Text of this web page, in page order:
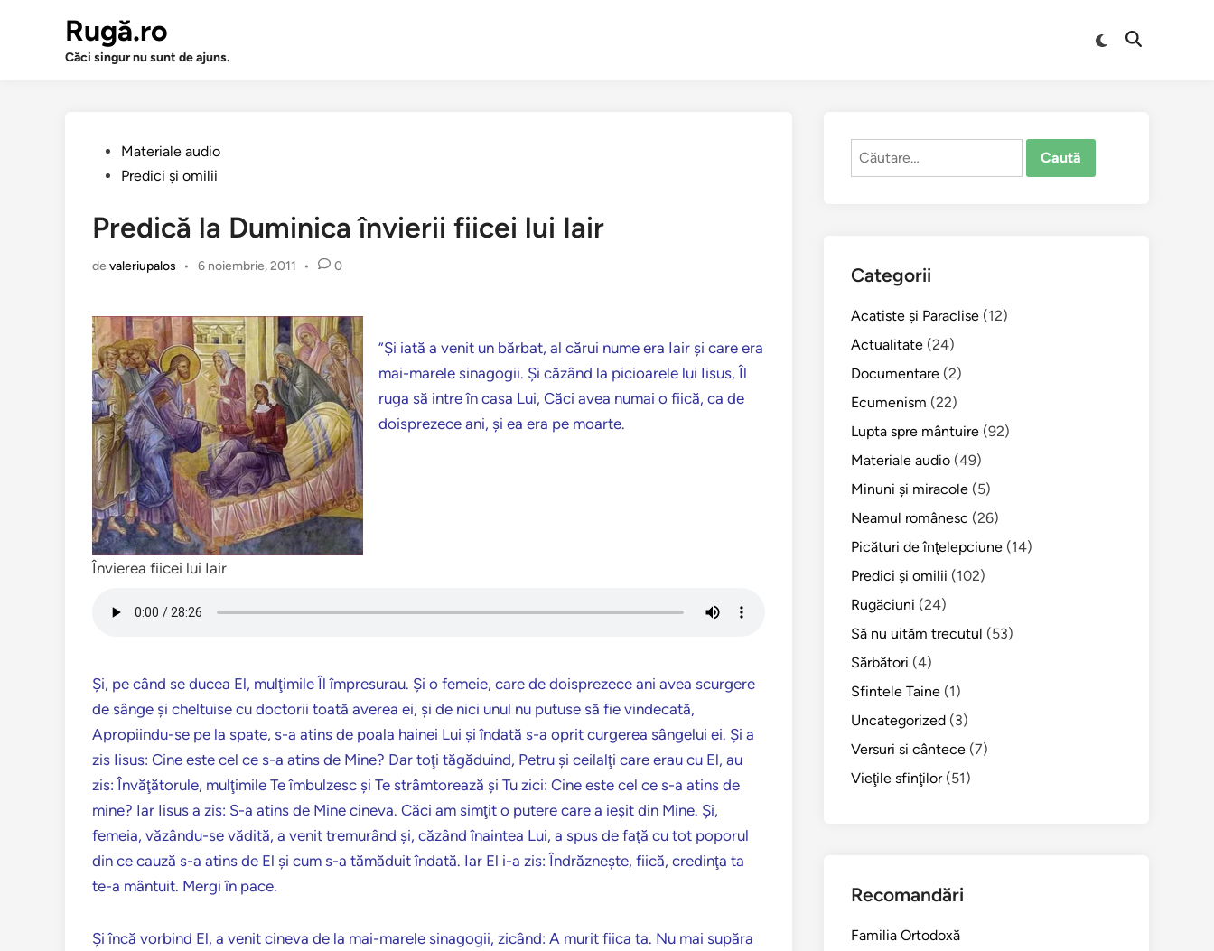
Rugă.ro
Căci singur nu sunt de ajuns.
ComutăDeschide
PublicatMateriale audio
Predici şi omilii
Predică la Duminica învierii fiicei lui Iair
devaleriupalos • 6 noiembrie, 2011 • 0
Învierea fiicei lui Iair
”Şi iată a venit un bărbat, al cărui nume era Iair şi care era
mai-marele sinagogii. Şi căzând la picioarele lui Iisus, Îl
ruga să intre în casa Lui, Căci avea numai o fiică, ca de
doisprezece ani, şi ea era pe moarte.
Şi, pe când se ducea El, mulţimile Îl împresurau. Şi o femeie, care de doisprezece ani avea scurgere
de sânge şi cheltuise cu doctorii toată averea ei, şi de nici unul nu putuse să fie vindecată,
Apropiindu-se pe la spate, s-a atins de poala hainei Lui şi îndată s-a oprit curgerea sângelui ei. Şi a
zis Iisus: Cine este cel ce s-a atins de Mine? Dar toţi tăgăduind, Petru şi ceilalţi care erau cu El, au
zis: Învăţătorule, mulţimile Te îmbulzesc şi Te strâmtorează şi Tu zici: Cine este cel ce s-a atins de
mine? Iar Iisus a zis: S-a atins de Mine cineva. Căci am simţit o putere care a ieşit din Mine. Şi,
femeia, văzându-se vădită, a venit tremurând şi, căzând înaintea Lui, a spus de faţă cu tot poporul
din ce cauză s-a atins de El şi cum s-a tămăduit îndată. Iar El i-a zis: Îndrăzneşte, fiică, credinţa ta
te-a mântuit. Mergi în pace.
Şi încă vorbind El, a venit cineva de la mai-marele sinagogii, zicând: A murit fiica ta. Nu mai supăra
Caută
Categorii
Acatiste şi Paraclise (12)
Actualitate (24)
Documentare (2)
Ecumenism (22)
Lupta spre mântuire (92)
Materiale audio (49)
Minuni şi miracole (5)
Neamul românesc (26)
Picături de înţelepciune (14)
Predici şi omilii (102)
Rugăciuni (24)
Să nu uităm trecutul (53)
Sărbători (4)
Sfintele Taine (1)
Uncategorized (3)
Versuri si cântece (7)
Vieţile sfinţilor(51)
Recomandări
Familia Ortodoxă